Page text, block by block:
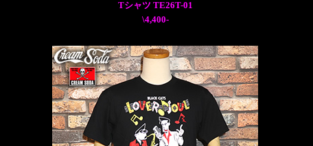
Tシャツ TE26T-01
\4,400-